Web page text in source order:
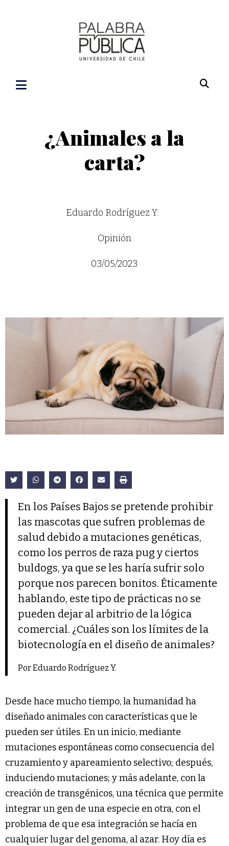
¿Animales a la
carta?
Eduardo Rodríguez Y.
Opinión
03/05/2023
En los Países Bajos se pretende prohibir
las mascotas que sufren problemas de
salud debido a mutaciones genéticas,
como los perros de raza pug y ciertos
buldogs, ya que se les haría sufrir solo
porque nos parecen bonitos. Éticamente
hablando, este tipo de prácticas no se
pueden dejar al arbitrio de la lógica
comercial. ¿Cuáles son los límites de la
biotecnología en el diseño de animales?
Por Eduardo Rodríguez Y.
Desde hace mucho tiempo, la humanidad ha
diseñado animales con características que le
pueden ser útiles. En un inicio, mediante
mutaciones espontáneas como consecuencia del
cruzamiento y apareamiento selectivo; después,
induciendo mutaciones; y más adelante, con la
creación de transgénicos, una técnica que permite
integrar un gen de una especie en otra, con el
problema de que esa integración se hacía en
cualquier lugar del genoma, al azar. Hoy día es